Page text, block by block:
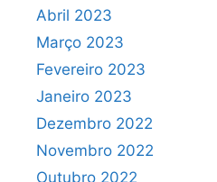
Abril 2023
Março 2023
Fevereiro 2023
Janeiro 2023
Dezembro 2022
Novembro 2022
Outubro 2022